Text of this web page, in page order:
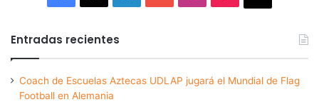
Entradas recientes
Coach de Escuelas Aztecas UDLAP jugará el Mundial de Flag
Football en Alemania